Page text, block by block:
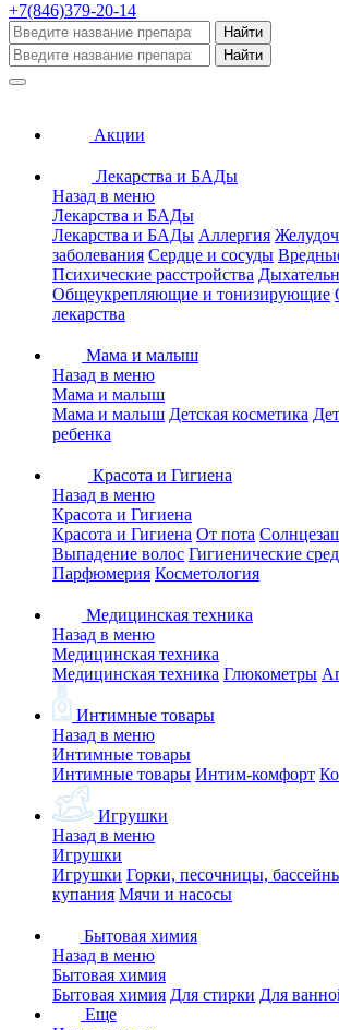
+7(846)379-20-14
Найти
Найти
Акции
Лекарства и БАДы
Назад в меню
Лекарства и БАДы
Лекарства и БАДы Аллергия
заболевания Сердце и сосуды
Психические расстройства
Общеукрепляющие и тонизирующие
лекарства
Мама и малыш
Назад в меню
Мама и малыш
Мама и малыш Детская косметика
ребенка
Красота и Гигиена
Назад в меню
Красота и Гигиена
Красота и Гигиена От пота
Выпадение волос Гигиенические
Парфюмерия Косметология
Медицинская техника
Назад в меню
Медицинская техника
Медицинская техника Глюкометры
Интимные товары
Назад в меню
Интимные товары
Интимные товары Интим-комфорт
Игрушки
Назад в меню
Игрушки
Игрушки Горки, песочницы,
купания Мячи и насосы
Бытовая химия
Назад в меню
Бытовая химия
Бытовая химия Для стирки Для
Еще